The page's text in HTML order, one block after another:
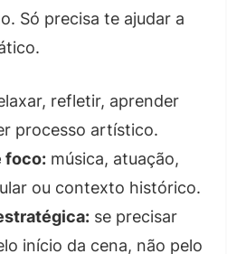
Só precisa te ajudar a
refletir, aprender
processo artístico.
foco: música, atuação,
ou contexto histórico.
se precisar
início da cena, não pelo